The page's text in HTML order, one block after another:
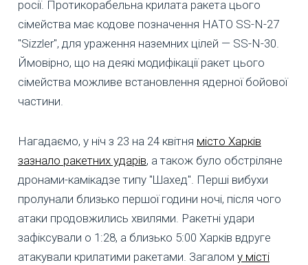
росії. Протикорабельна крилата ракета цього
сімейства має кодове позначення НАТО SS-N-27
"Sizzler", для ураження наземних цілей — SS-N-30.
Ймовірно, що на деякі модифікації ракет цього
сімейства можливе встановлення ядерної бойової
частини.
Нагадаємо, у ніч з 23 на 24 квітня місто Харків
зазнало ракетних ударів, а також було обстріляне
дронами-камікадзе типу "Шахед". Перші вибухи
пролунали близько першої години ночі, після чого
атаки продовжились хвилями. Ракетні удари
зафіксували о 1:28, а близько 5:00 Харків вдруге
атакували крилатими ракетами. Загалом у місті